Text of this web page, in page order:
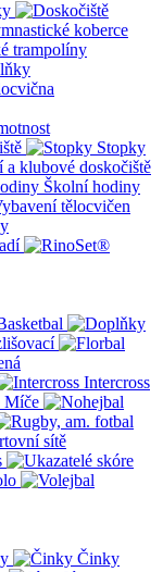
koberce
trampolíny
Stopky
Školní hodiny
Intercross
Míče
sítě
Činky